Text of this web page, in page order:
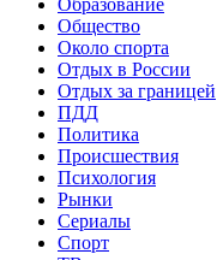
Образование
Общество
Около спорта
Отдых в России
Отдых за границей
ПДД
Политика
Происшествия
Психология
Рынки
Сериалы
Спорт